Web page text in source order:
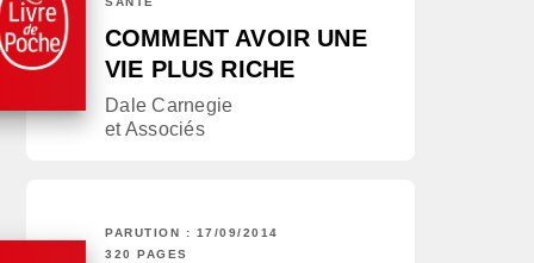
COMMENT AVOIR UNE
VIE PLUS RICHE
Dale Carnegie
et Associés
PARUTION : 17/09/2014
320 PAGES